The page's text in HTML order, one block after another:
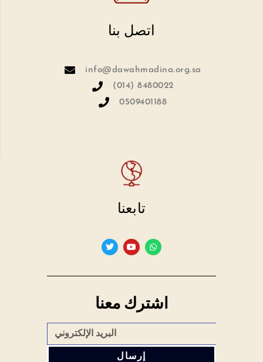
اتصل بنا
info@dawahmadina.org.sa
(014) 8480022
0509401188
تابعنا
اشترك معنا
إرسال